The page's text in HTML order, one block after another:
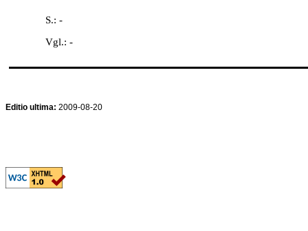
S.: -
Vgl.: -
Editio ultima: 2009-08-20